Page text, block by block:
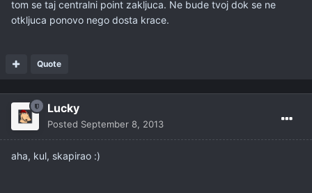
tom se taj centralni point zakljuca. Ne bude tvoj dok se ne
otkljuca ponovo nego dosta krace.
Quote
Lucky
Posted September 8, 2013
aha, kul, skapirao :)